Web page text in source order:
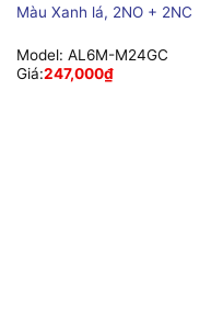
Màu Xanh lá, 2NO + 2NC
Model: AL6M-M24GC
Giá:247,000₫